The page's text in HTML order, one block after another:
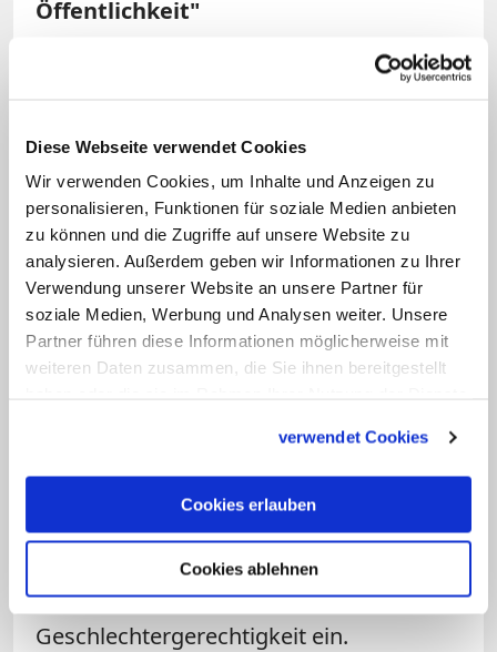
Diese Webseite verwendet Cookies
Wir verwenden Cookies, um Inhalte und Anzeigen zu
personalisieren, Funktionen für soziale Medien anbieten
zu können und die Zugriffe auf unsere Website zu
analysieren. Außerdem geben wir Informationen zu Ihrer
Verwendung unserer Website an unsere Partner für
soziale Medien, Werbung und Analysen weiter. Unsere
Partner führen diese Informationen möglicherweise mit
weiteren Daten zusammen, die Sie ihnen bereitgestellt
verwendet Cookies
Cookies erlauben
Cookies ablehnen
Öffentlichkeit"
Seit seiner Beschäftigung mit der US-
in den Kulturkampf der USA gewonnen,
so Petracca weiter: "Die Anfeindungen
gegen Taylor Swift hängen im
Wesentlichen damit zusammen, was da
auf der anderen Seite des Teichs tobt.
Durch Taylor Swift erhält man einen Blick
in das Herz der amerikanischen
Öffentlichkeit." Im Gottesdienst wird
Band mehrere Swift-Hits singen.
Citykirchenpfarrer Petracca interpretiert
die Texte. Zuletzt betonte der Pfarrer,
Swift sei eine politische Christin und
setze sich gegen Rassismus,
Frauenfeindlichkeit und für
Geschlechtergerechtigkeit ein.